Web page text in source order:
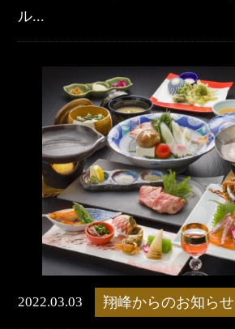
ル...
2022.03.03 翔峰からのお知らせ